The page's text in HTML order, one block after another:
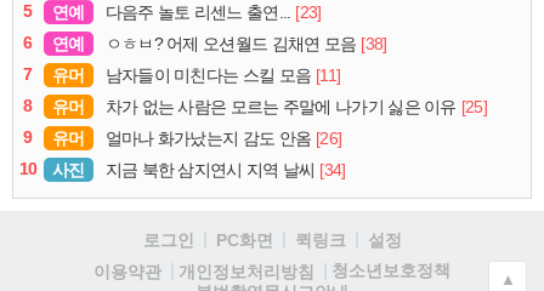
5
연예 다음주 놀토 리센느 출연...
[23]
6
연예 ㅇㅎㅂ? 어제 오션월드 김채연 모음 [38]
7
유머 남자들이 미친다는 스킬 모음 [11]
8
유머 차가 없는 사람은 모르는 주말에 나가기 싫은 이유 [25]
9
유머 얼마나 화가났는지 감도 안옴 [26]
10
사진 지금 북한 삼지연시 지역 날씨 [34]
로그인 PC화면 퀵링크
설정
이용약관
개인정보처리방침
청소년보호정책
▲